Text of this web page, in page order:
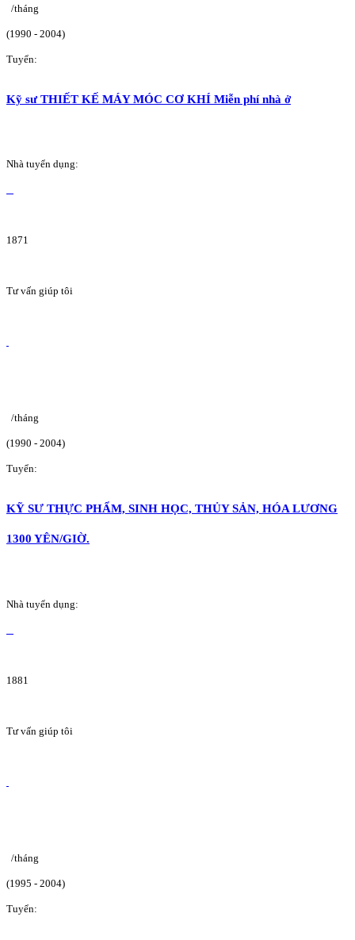
/tháng
(1990 - 2004)
Tuyển:
Kỹ sư THIẾT KẾ MÁY MÓC CƠ KHÍ Miễn phí nhà ở
Nhà tuyển dụng:
1871
Tư vấn giúp tôi
/tháng
(1990 - 2004)
Tuyển:
KỸ SƯ THỰC PHẨM, SINH HỌC, THỦY SẢN, HÓA LƯƠNG
1300 YÊN/GIỜ.
Nhà tuyển dụng:
1881
Tư vấn giúp tôi
/tháng
(1995 - 2004)
Tuyển: